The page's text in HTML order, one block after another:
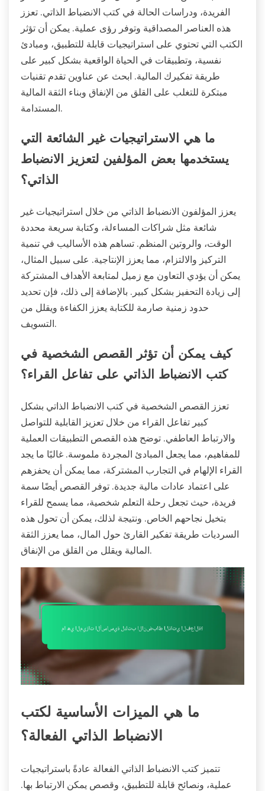
الفريدة، ودراسات الحالة في كتب الانضباط الذاتي. تعزز
هذه العناصر المصداقية وتوفر رؤى عملية. يمكن أن تؤثر
الكتب التي تحتوي على استراتيجيات قابلة للتطبيق، ومبادئ
نفسية، وتطبيقات في الحياة الواقعية بشكل كبير على
طريقة تفكيرك المالية. ابحث عن عناوين تقدم تقنيات
مبتكرة للتغلب على القلق من الإنفاق وبناء الثقة المالية
المستدامة.
ما هي الاستراتيجيات غير الشائعة التي
يستخدمها بعض المؤلفين لتعزيز الانضباط
الذاتي؟
يعزز المؤلفون الانضباط الذاتي من خلال استراتيجيات غير
شائعة مثل شراكات المساءلة، وكتابة سريعة محددة
الوقت، والروتين المنظم. تساهم هذه الأساليب في تنمية
التركيز والالتزام، مما يعزز الإنتاجية. على سبيل المثال،
يمكن أن يؤدي التعاون مع زميل لمتابعة الأهداف المشتركة
إلى زيادة التحفيز بشكل كبير. بالإضافة إلى ذلك، فإن تحديد
حدود زمنية صارمة للكتابة يعزز الكفاءة ويقلل من
التسويف.
كيف يمكن أن تؤثر القصص الشخصية في
كتب الانضباط الذاتي على تفاعل القراء؟
تعزز القصص الشخصية في كتب الانضباط الذاتي بشكل
كبير تفاعل القراء من خلال تعزيز القابلية للتواصل
والارتباط العاطفي. توضح هذه القصص التطبيقات العملية
للمفاهيم، مما يجعل المبادئ المجردة ملموسة. غالبًا ما يجد
القراء الإلهام في التجارب المشتركة، مما يمكن أن يحفزهم
على اعتماد عادات مالية جديدة. توفر القصص أيضًا سمة
فريدة، حيث تجعل رحلة التعلم شخصية، مما يسمح للقراء
بتخيل نجاحهم الخاص. ونتيجة لذلك، يمكن أن تحول هذه
السرديات طريقة تفكير القارئ حول المال، مما يعزز الثقة
المالية ويقلل من القلق من الإنفاق.
ما هي الميزات الأساسية لكتب
الانضباط الذاتي الفعالة؟
تتميز كتب الانضباط الذاتي الفعالة عادةً باستراتيجيات
عملية، ونصائح قابلة للتطبيق، وقصص يمكن الارتباط بها.